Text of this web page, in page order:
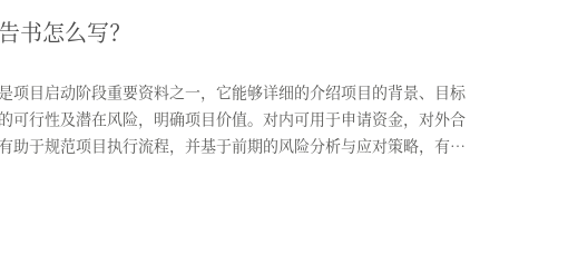
书怎么写？
项目启动阶段重要资料之一，它能够详细的介绍项目的背景、目标
可行性及潜在风险，明确项目价值。对内可用于申请资金，对外合
助于规范项目执行流程，并基于前期的风险分析与应对策略，有